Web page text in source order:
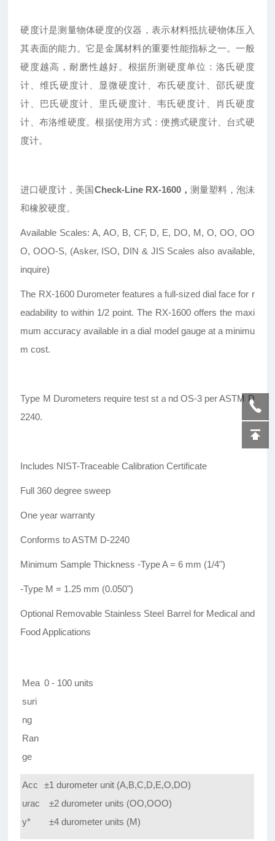
硬度计是测量物体硬度的仪器，表示材料抵抗硬物体压入
其表面的能力。它是金属材料的重要性能指标之一。一般
硬度越高，耐磨性越好。根据所测硬度单位：洛氏硬度
计、维氏硬度计、显微硬度计、布氏硬度计、邵氏硬度
计、巴氏硬度计、里氏硬度计、韦氏硬度计、肖氏硬度
计、布洛维硬度。根据使用方式：便携式硬度计、台式硬
度计。
进口硬度计，美国Check-Line RX-1600， 测量塑料，泡沫
和橡胶硬度。
Available Scales: A, AO, B, CF, D, E, DO, M, O, OO, OO
O, OOO-S, (Asker, ISO, DIN & JIS Scales also available,
inquire)
The RX-1600 Durometer features a full-sized dial face for r
eadability to within 1/2 point. The RX-1600 offers the maxi
mum accuracy available in a dial model gauge at a minimu
m cost.
Type M Durometers require test stａnd OS-3 per ASTM D
2240.
Includes NIST-Traceable Calibration Certificate
Full 360 degree sweep
One year warranty
Conforms to ASTM D-2240
Minimum Sample Thickness -Type A = 6 mm (1/4")
-Type M = 1.25 mm (0.050")
Optional Removable Stainless Steel Barrel for Medical and
Food Applications
Mea
suri
ng
Ran
ge
0 - 100 units
Acc
urac
y*
±1 durometer unit (A,B,C,D,E,O,DO)
±2 durometer units (OO,OOO)
±4 durometer units (M)